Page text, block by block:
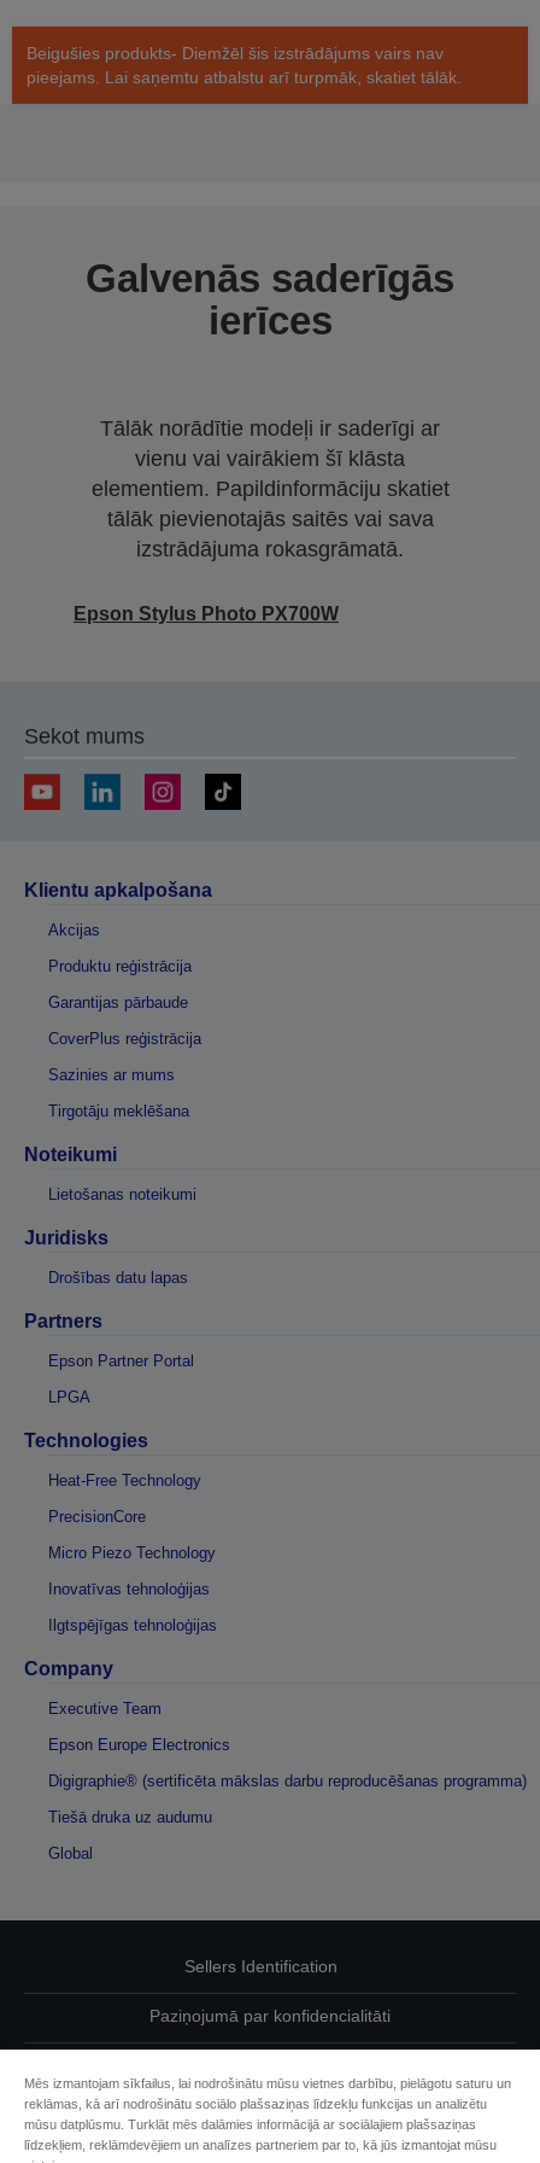
Beigušies produkts- Diemžēl šis izstrādājums vairs nav
pieejams. Lai saņemtu atbalstu arī turpmāk, skatiet tālāk.
Galvenās saderīgās
ierīces
Tālāk norādītie modeļi ir saderīgi ar
vienu vai vairākiem šī klāsta
elementiem. Papildinformāciju skatiet
tālāk pievienotajās saitēs vai sava
izstrādājuma rokasgrāmatā.
Epson Stylus Photo PX700W
Sekot mums
Klientu apkalpošana
Akcijas
Produktu reģistrācija
Garantijas pārbaude
CoverPlus reģistrācija
Sazinies ar mums
Tirgotāju meklēšana
Noteikumi
Lietošanas noteikumi
Juridisks
Drošības datu lapas
Partners
Epson Partner Portal
LPGA
Technologies
Heat-Free Technology
PrecisionCore
Micro Piezo Technology
Inovatīvas tehnoloģijas
Ilgtspējīgas tehnoloģijas
Company
Executive Team
Epson Europe Electronics
Digigraphie® (sertificēta mākslas darbu reproducēšanas programma)
Tiešā druka uz audumu
Global
Sellers Identification
Paziņojumā par konfidencialitāti
Sazinieties ar mums par saviem datiem
Mēs izmantojam sīkfailus, lai nodrošinātu mūsu vietnes darbību, pielāgotu saturu un
reklāmas, kā arī nodrošinātu sociālo plašsaziņas līdzekļu funkcijas un analizētu
mūsu datplūsmu. Turklāt mēs dalāmies informācijā ar sociālajiem plašsaziņas
līdzekļiem, reklāmdevējiem un analīzes partneriem par to, kā jūs izmantojat mūsu